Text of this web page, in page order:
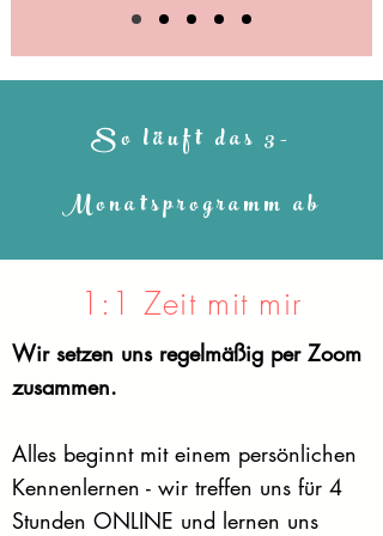
So läuft das 3-
Monatsprogramm ab
1:1 Zeit mit mir
Wir setzen uns regelmäßig per Zoom
zusammen.
Alles beginnt mit einem persönlichen
Kennenlernen - wir treffen uns für 4
Stunden ONLINE und lernen uns